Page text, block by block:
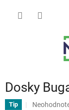
Dosky
Tip
Priemerné